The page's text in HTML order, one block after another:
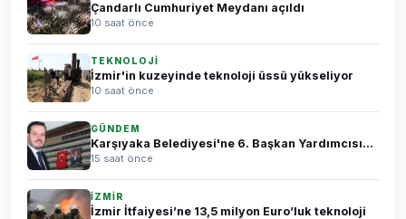
Çandarlı Cumhuriyet Meydanı açıldı
10 saat önce
TEKNOLOJİ
İzmir'in kuzeyinde teknoloji üssü yükseliyor
10 saat önce
GÜNDEM
Karşıyaka Belediyesi'ne 6. Başkan Yardımcısı...
15 saat önce
İZMİR
İzmir İtfaiyesi’ne 13,5 milyon Euro’luk teknoloji